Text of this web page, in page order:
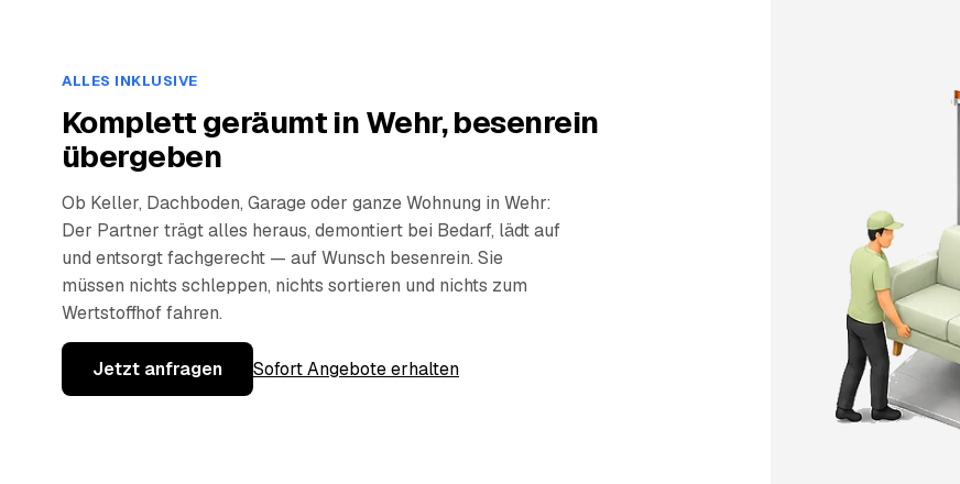
ALLES INKLUSIVE
Komplett geräumt in Wehr, besenrein
übergeben
Ob Keller, Dachboden, Garage oder ganze Wohnung in Wehr:
Der Partner trägt alles heraus, demontiert bei Bedarf, lädt auf
und entsorgt fachgerecht — auf Wunsch besenrein. Sie
müssen nichts schleppen, nichts sortieren und nichts zum
Wertstoffhof fahren.
Jetzt anfragen Sofort Angebote erhalten